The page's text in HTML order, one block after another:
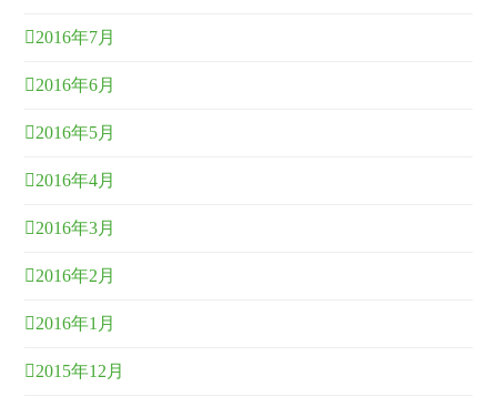
2016年7月
2016年6月
2016年5月
2016年4月
2016年3月
2016年2月
2016年1月
2015年12月